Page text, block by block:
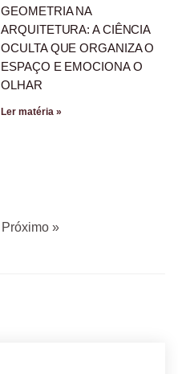
GEOMETRIA NA
ARQUITETURA: A CIÊNCIA
OCULTA QUE ORGANIZA O
ESPAÇO E EMOCIONA O
OLHAR
Ler matéria »
Próximo »